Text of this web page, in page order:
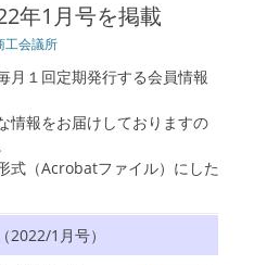
年1月号を掲載
工会議所
月１回定期発行する会員情報
情報をお届けしておりますの
式（Acrobatファイル）にした
2022/1月号）